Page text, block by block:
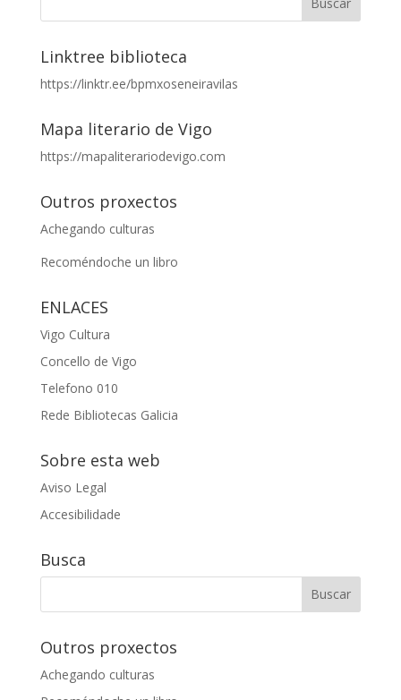
Linktree biblioteca
https://linktr.ee/bpmxoseneiravilas
Mapa literario de Vigo
https://mapaliterariodevigo.com
Outros proxectos
Achegando culturas
Recoméndoche un libro
ENLACES
Vigo Cultura
Concello de Vigo
Telefono 010
Rede Bibliotecas Galicia
Sobre esta web
Aviso Legal
Accesibilidade
Busca
Outros proxectos
Achegando culturas